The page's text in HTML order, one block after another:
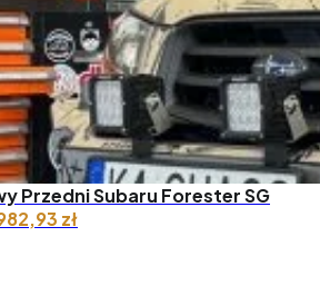
Przedni Subaru Forester SG
złZakres